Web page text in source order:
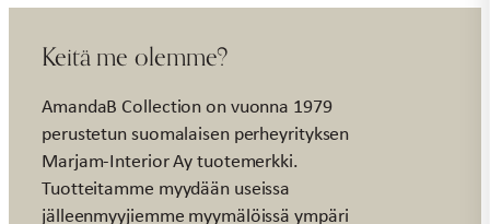
Keitä me olemme?
AmandaB Collection on vuonna 1979
perustetun suomalaisen perheyrityksen
Marjam-Interior Ay tuotemerkki.
Tuotteitamme myydään useissa
jälleenmyyjiemme myymälöissä ympäri